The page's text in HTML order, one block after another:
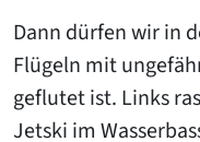
Dann dürfen wir in
Flügeln mit
geflutet ist. Links
Jetski im